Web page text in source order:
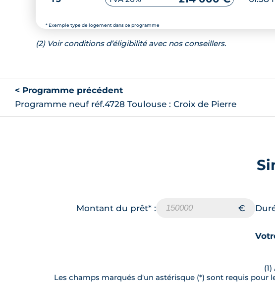
* Exemple type de logement dans ce programme
(2) Voir conditions d’éligibilité avec nos conseillers.
< Programme précédent
Programme neuf réf.4728 Toulouse : Croix de Pierre
Montant du prêt* :
Les champs marqués d'un astérisque (*) sont requis